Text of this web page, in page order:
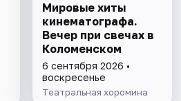
Мировые хиты
кинематографа.
Вечер при свечах в
Коломенском
6 сентября 2026 •
воскресенье
Театральная хоромина